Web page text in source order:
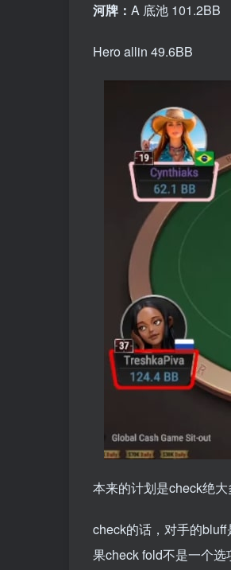
河牌： A 底池 101.2BB
Hero allin 49.6BB
本来的计划是check绝
check的话，对手的
果check fold不是一个